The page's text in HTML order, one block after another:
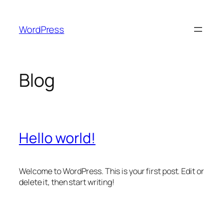
contenu
WordPress
Blog
Hello world!
Welcome to WordPress. This is your first post. Edit or
delete it, then start writing!